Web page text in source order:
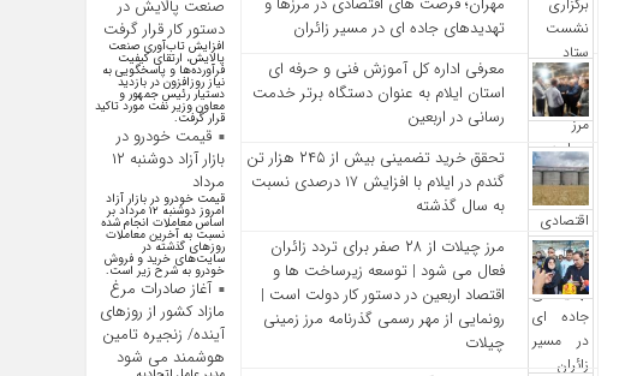
تهدیدهای جاده‌ ای در مسیر زائران
معرفی اداره کل آموزش فنی و حرفه‌ ای
استان ایلام به‌ عنوان دستگاه برتر خدمت‌
رسانی در اربعین
تحقق خرید تضمینی بیش از ۲۴۵ هزار تن
گندم در ایلام با افزایش ۱۷ درصدی نسبت
به سال گذشته
مرز چیلات از ۲۸ صفر برای تردد زائران
فعال می‌ شود | توسعه زیرساخت‌ ها و
اقتصاد اربعین در دستور کار دولت است |
رونمایی از مهر رسمی گذرنامه مرز زمینی
چیلات
صنعت پالایش در
دستور کار قرار گرفت
افزایش تاب‌آوری صنعت
پالایش، ارتقای کیفیت
فرآورده‌ها و پاسخگویی به
نیاز روزافزون در بازدید
دستیار رئیس جمهور و
معاون وزیر نفت مورد تاکید
قرار گرفت.
قیمت خودرو در
بازار آزاد دوشنبه ۱۲
مرداد
قیمت خودرو در بازار آزاد
امروز دوشنبه ۱۲ مرداد بر
اساس معاملات انجام شده
نسبت به آخرین معاملات
روز‌های گذشته در
سایت‌های خرید و فروش
خودرو به شرح زیر است.
آغاز صادرات مرغ
مازاد کشور از روزهای
آینده/ زنجیره تامین
هوشمند می شود